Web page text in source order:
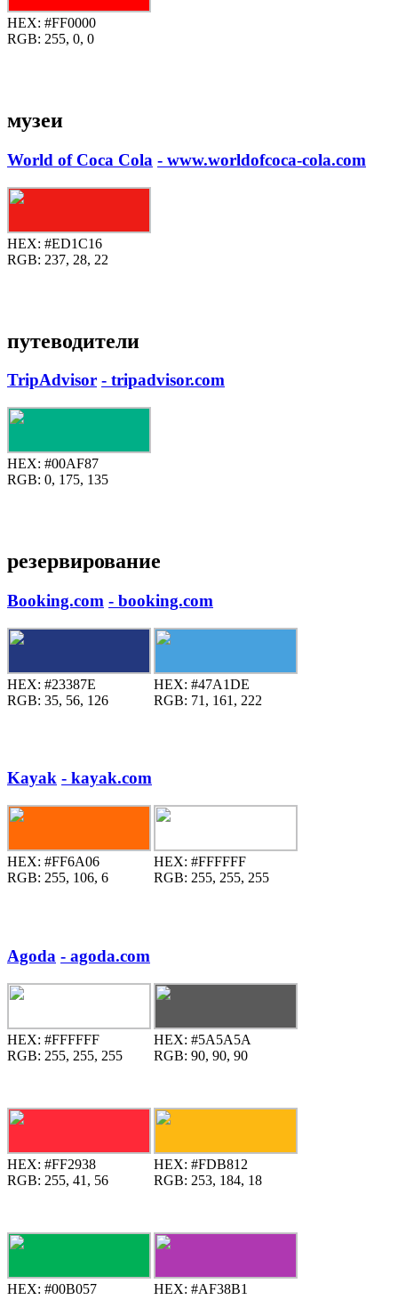
HEX: #FF0000
RGB: 255, 0, 0
музеи
World of Coca Cola - www.worldofcoca-cola.com
HEX: #ED1C16
RGB: 237, 28, 22
путеводители
TripAdvisor - tripadvisor.com
HEX: #00AF87
RGB: 0, 175, 135
резервирование
Booking.com - booking.com
HEX: #23387E
RGB: 35, 56, 126
HEX: #47A1DE
RGB: 71, 161, 222
Kayak - kayak.com
HEX: #FF6A06
RGB: 255, 106, 6
HEX: #FFFFFF
RGB: 255, 255, 255
Agoda - agoda.com
HEX: #FFFFFF
RGB: 255, 255, 255
HEX: #5A5A5A
RGB: 90, 90, 90
HEX: #FF2938
RGB: 255, 41, 56
HEX: #FDB812
RGB: 253, 184, 18
HEX: #00B057
HEX: #AF38B1